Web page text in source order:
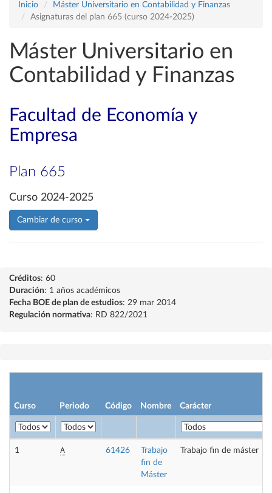
Inicio
Máster Universitario en Contabilidad y Finanzas
Asignaturas del plan 665 (curso 2024-2025)
Máster Universitario en
Contabilidad y Finanzas
Facultad de Economía y
Empresa
Plan 665
Curso 2024-2025
Cambiar de curso
Créditos: 60
Duración: 1 años académicos
Fecha BOE de plan de estudios: 29 mar 2014
Regulación normativa: RD 822/2021
Curso Periodo Código Nombre Carácter
1 A 61426
Trabajo
fin de
Máster
Trabajo fin de máster